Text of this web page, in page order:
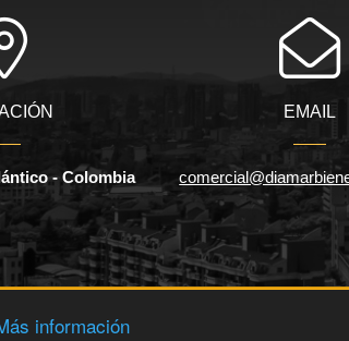
información
- Colombia
EMAIL